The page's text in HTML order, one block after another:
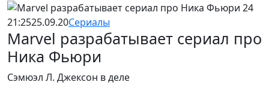
21:2525.09.20Сериалы
Marvel разрабатывает сериал про
Ника Фьюри
Сэмюэл Л. Джексон в деле